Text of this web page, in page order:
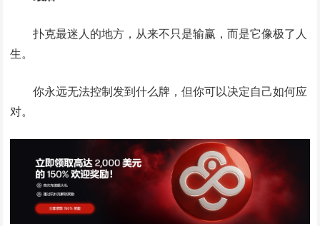
扑克最迷人的地方，从来不只是输赢，而是它像极了人
生。
你永远无法控制发到什么牌，但你可以决定自己如何应
对。